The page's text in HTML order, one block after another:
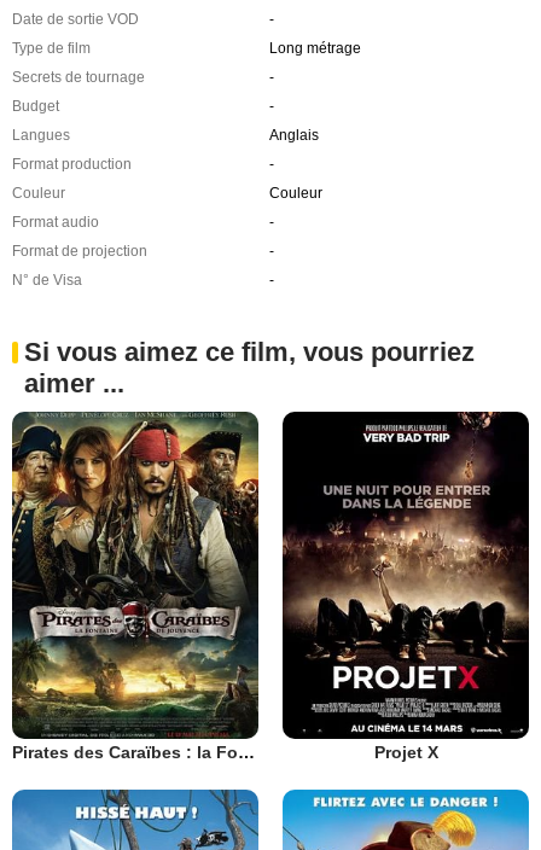
Date de sortie VOD
-
Type de film
Long métrage
Secrets de tournage
-
Budget
-
Langues
Anglais
Format production
-
Couleur
Couleur
Format audio
-
Format de projection
-
N° de Visa
-
Si vous aimez ce film, vous pourriez
aimer ...
Pirates des Caraïbes : la Fontaine de Jouvence Projet X